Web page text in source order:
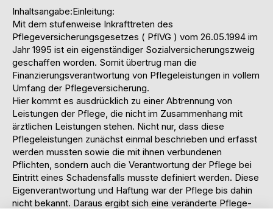
Inhaltsangabe:Einleitung:
Mit dem stufenweise Inkrafttreten des
Pflegeversicherungsgesetzes ( PflVG ) vom 26.05.1994 im
Jahr 1995 ist ein eigenständiger Sozialversicherungszweig
geschaffen worden. Somit übertrug man die
Finanzierungsverantwortung von Pflegeleistungen in vollem
Umfang der Pflegeversicherung.
Hier kommt es ausdrücklich zu einer Abtrennung von
Leistungen der Pflege, die nicht im Zusammenhang mit
ärztlichen Leistungen stehen. Nicht nur, dass diese
Pflegeleistungen zunächst einmal beschrieben und erfasst
werden mussten sowie die mit ihnen verbundenen
Pflichten, sondern auch die Verantwortung der Pflege bei
Eintritt eines Schadensfalls musste definiert werden. Diese
Eigenverantwortung und Haftung war der Pflege bis dahin
nicht bekannt. Daraus ergibt sich eine veränderte Pflege-